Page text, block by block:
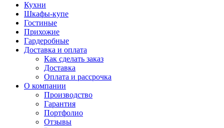
Кухни
Шкафы-купе
Гостиные
Прихожие
Гардеробные
Доставка и оплата
Как сделать заказ
Доставка
Оплата и рассрочка
О компании
Производство
Гарантия
Портфолио
Отзывы